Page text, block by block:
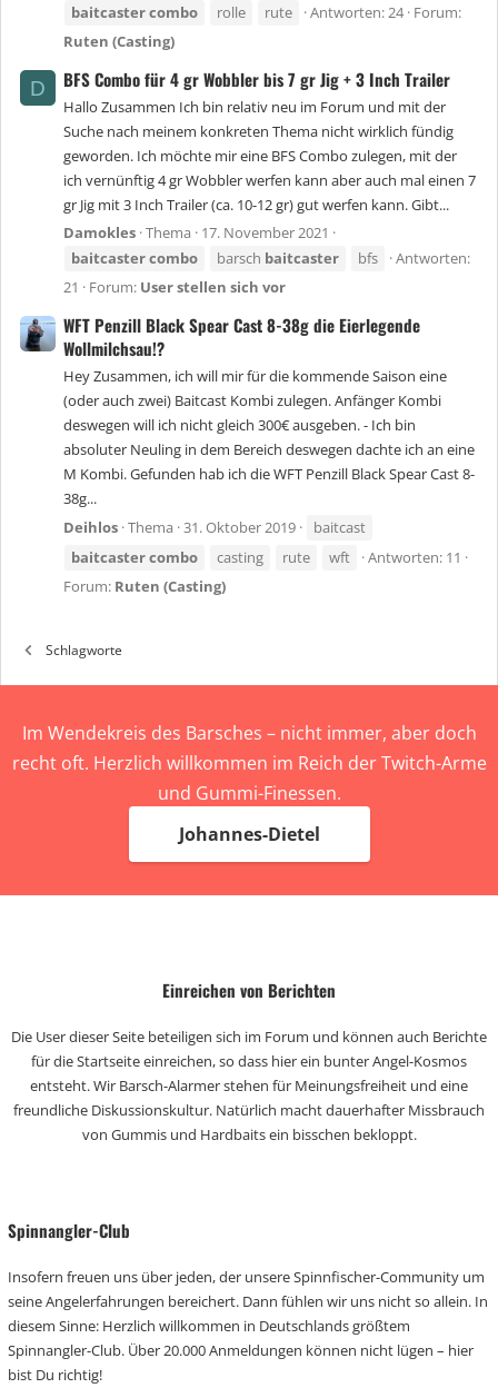
baitcastercombo rolle rute Antworten: 24 Forum:
Ruten (Casting)
D BFS Combo für 4 gr Wobbler bis 7 gr Jig + 3 Inch Trailer
Hallo Zusammen Ich bin relativ neu im Forum und mit der
Suche nach meinem konkreten Thema nicht wirklich fündig
geworden. Ich möchte mir eine BFS Combo zulegen, mit der
ich vernünftig 4 gr Wobbler werfen kann aber auch mal einen 7
gr Jig mit 3 Inch Trailer (ca. 10-12 gr) gut werfen kann. Gibt...
Damokles Thema
17. November 2021
baitcastercombo barsch baitcaster bfs
Antworten:
21
Forum: User stellen sich vor
WFT Penzill Black Spear Cast 8-38g die Eierlegende
Wollmilchsau!?
Hey Zusammen, ich will mir für die kommende Saison eine
(oder auch zwei) Baitcast Kombi zulegen. Anfänger Kombi
deswegen will ich nicht gleich 300€ ausgeben. - Ich bin
absoluter Neuling in dem Bereich deswegen dachte ich an eine
M Kombi. Gefunden hab ich die WFT Penzill Black Spear Cast 8-
38g...
Deihlos Thema 31. Oktober 2019
baitcast
baitcastercombo casting rute wft
Antworten: 11
Forum: Ruten (Casting)
Schlagworte
Im Wendekreis des Barsches – nicht immer, aber doch
recht oft. Herzlich willkommen im Reich der Twitch-Arme
und Gummi-Finessen.
Johannes-Dietel
Einreichen von Berichten
Die User dieser Seite beteiligen sich im Forum und können auch Berichte
für die Startseite einreichen, so dass hier ein bunter Angel-Kosmos
entsteht. Wir Barsch-Alarmer stehen für Meinungsfreiheit und eine
freundliche Diskussionskultur. Natürlich macht dauerhafter Missbrauch
von Gummis und Hardbaits ein bisschen bekloppt.
Spinnangler-Club
Insofern freuen uns über jeden, der unsere Spinnfischer-Community um
seine Angelerfahrungen bereichert. Dann fühlen wir uns nicht so allein. In
diesem Sinne: Herzlich willkommen in Deutschlands größtem
Spinnangler-Club. Über 20.000 Anmeldungen können nicht lügen – hier
bist Du richtig!